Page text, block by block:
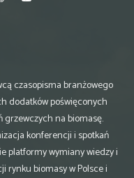
czasopisma branżowego
dodatków poświęconych
grzewczych na biomasę.
konferencji i spotkań
platformy wymiany wiedzy i
rynku biomasy w Polsce i